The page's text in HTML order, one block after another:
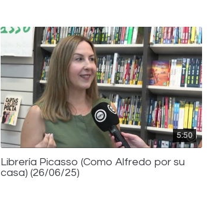
5:50
Librería Picasso (Como Alfredo por su
casa) (26/06/25)